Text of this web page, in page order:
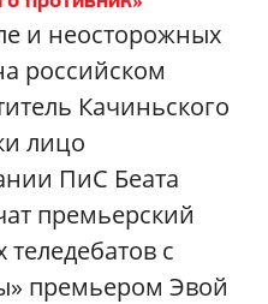
и неосторожных
российском
Качиньского
лицо
ПиС Беата
премьерский
теледебатов с
премьером Эвой